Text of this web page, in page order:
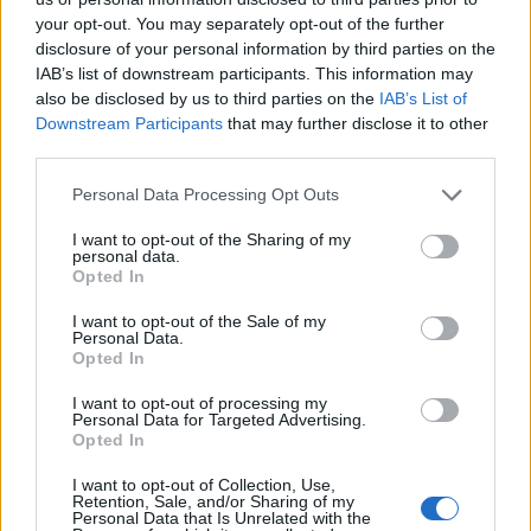
your opt-out. You may separately opt-out of the further
disclosure of your personal information by third parties on the
IAB’s list of downstream participants. This information may
also be disclosed by us to third parties on the IAB’s List of
Downstream Participants that may further disclose it to other
Personal Data Processing Opt Outs
I want to opt-out of the Sharing of my
personal data.
Opted In
I want to opt-out of the Sale of my
Personal Data.
Opted In
I want to opt-out of processing my
Personal Data for Targeted Advertising.
Opted In
I want to opt-out of Collection, Use,
Retention, Sale, and/or Sharing of my
Personal Data that Is Unrelated with the
En outre, les chercheurs ont associé la cuisson avec
d’autres problèmes respiratoires, à la suite de
l’inhalation de particules d’aluminium. Les mêmes
effets sont obtenus dans le cas du grillage avec de
l’aluminium.
Le Docteur Essam Zubaidy, chercheur en génie